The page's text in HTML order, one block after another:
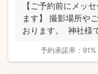
【ご予約前にメッ
ます】 撮影場所や
おります。 神社様
予約承諾率： 91%